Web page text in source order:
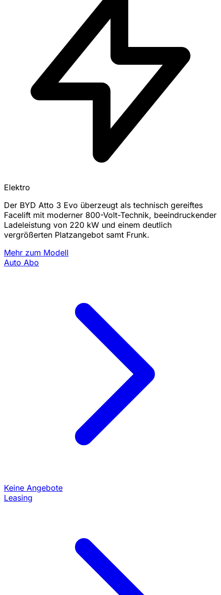
Elektro
Der BYD Atto 3 Evo überzeugt als technisch gereiftes
Facelift mit moderner 800-Volt-Technik, beeindruckender
Ladeleistung von 220 kW und einem deutlich
vergrößerten Platzangebot samt Frunk.
Mehr zum Modell
Auto Abo
Keine Angebote
Leasing